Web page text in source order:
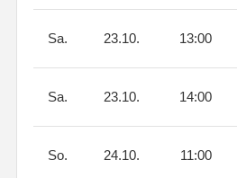
Sa. 23.10. 13:00
Sa. 23.10. 14:00
So. 24.10. 11:00